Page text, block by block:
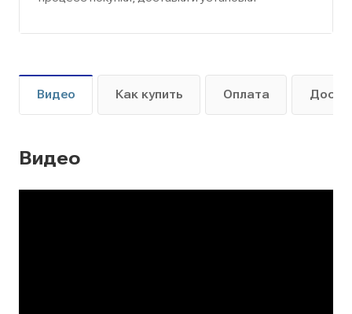
Видео Как купить Оплата
Видео